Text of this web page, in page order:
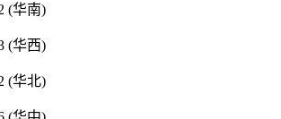
(华南)
(华西)
(华北)